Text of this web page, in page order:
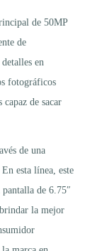
de 50MP
de
en
fotográficos
de sacar
de una
esta línea, este
de 6.75″
la mejor